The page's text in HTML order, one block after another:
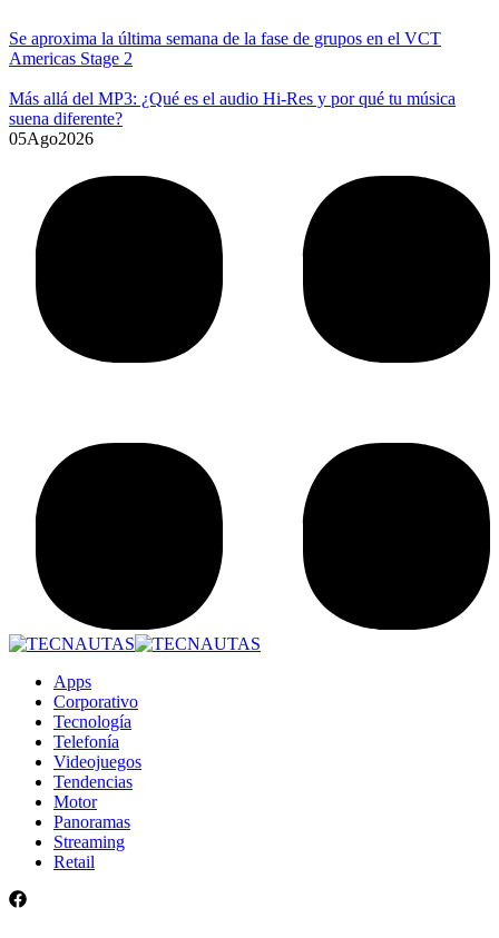
Se aproxima la última semana de la fase de grupos en el VCT
Americas Stage 2
Más allá del MP3: ¿Qué es el audio Hi-Res y por qué tu música
suena diferente?
05Ago2026
Apps
Corporativo
Tecnología
Telefonía
Videojuegos
Tendencias
Motor
Panoramas
Streaming
Retail